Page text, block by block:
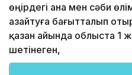
өңірдегі ана мен сәби
азайтуға бағытталып
қазан айында облыста 1
шетінеген,